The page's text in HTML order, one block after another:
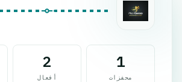
1
محفزات
2
أفعال